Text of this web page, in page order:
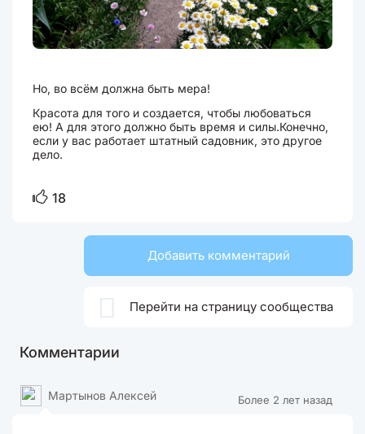
Но, во всём должна быть мера!
Красота для того и создается, чтобы любоваться
ею! А для этого должно быть время и силы.Конечно,
если у вас работает штатный садовник, это другое
дело.
18
Добавить комментарий
Перейти на страницу сообщества
Комментарии
Более 2 лет назад
Мартынов Алексей